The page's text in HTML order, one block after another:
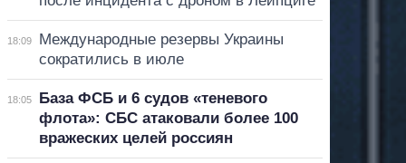
18:09
Международные резервы Украины
сократились в июле
18:05
База ФСБ и 6 судов «теневого
флота»: СБС атаковали более 100
вражеских целей россиян